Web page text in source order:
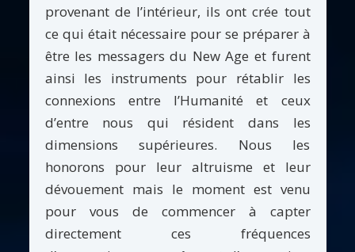
provenant de l’intérieur, ils ont crée tout
ce qui était nécessaire pour se préparer à
être les messagers du New Age et furent
ainsi les instruments pour rétablir les
connexions entre l’Humanité et ceux
d’entre nous qui résident dans les
dimensions supérieures. Nous les
honorons pour leur altruisme et leur
dévouement mais le moment est venu
pour vous de commencer à capter
directement ces fréquences